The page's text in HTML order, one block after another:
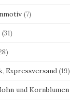
(7)
(31)
Expressversand (19)
und Kornblumen